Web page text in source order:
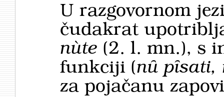
U razgovornom
čudakrat
nùte (2. l. mn.), s
funkciji (nȗ pȋsati,
za pojačanu